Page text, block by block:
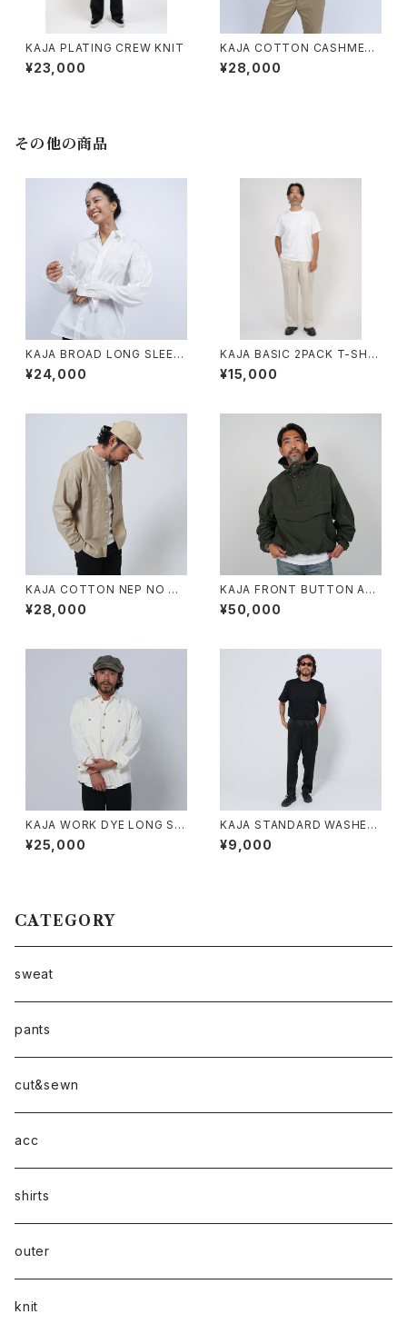
KAJA PLATING CREW KNIT
¥23,000
KAJA COTTON CASHMERE
CREW NECK KNIT
¥28,000
その他の商品
KAJA BROAD LONG SLEEV
E SHIRTS
¥24,000
KAJA BASIC 2PACK T-SHIR
TS
¥15,000
KAJA COTTON NEP NO CO
LLAR LONG SLEEVE SHIRT
S
¥28,000
KAJA FRONT BUTTON AN
ORAK HOODIE
¥50,000
KAJA WORK DYE LONG SL
EEVE SHIRTS
¥25,000
KAJA STANDARD WASHED
T-SHIRT
¥9,000
CATEGORY
sweat
pants
cut&sewn
acc
shirts
outer
knit